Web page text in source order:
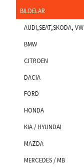
BILDELAR
AUDI,SEAT,SKODA, VW
BMW
CITROEN
DACIA
FORD
HONDA
KIA / HYUNDAI
MAZDA
MERCEDES / MB